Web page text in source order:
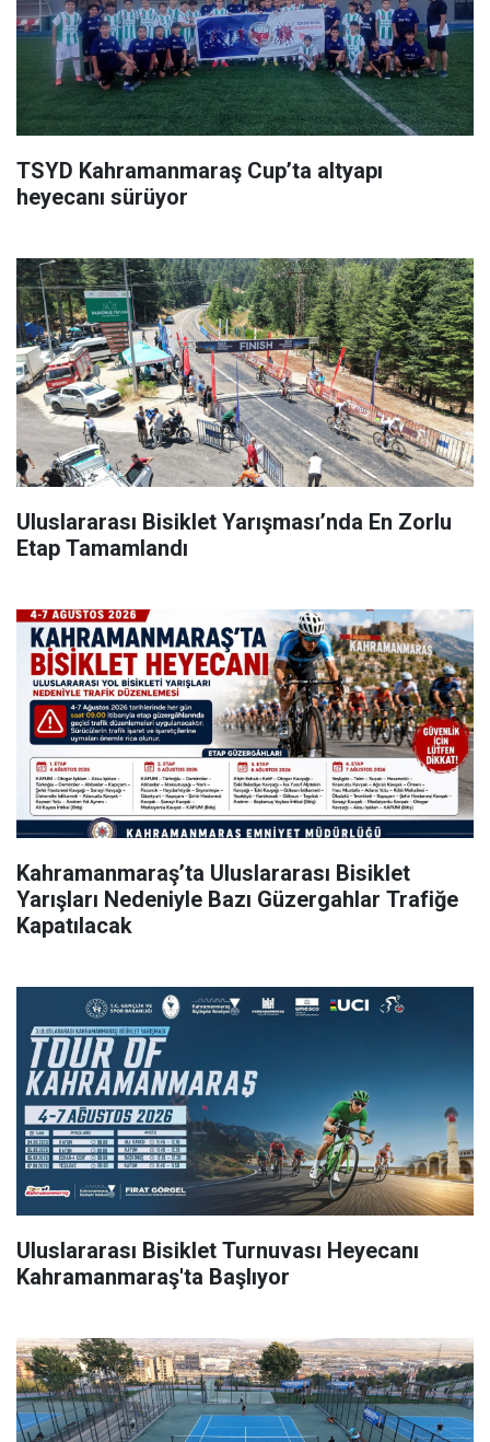
TSYD Kahramanmaraş Cup’ta altyapı
heyecanı sürüyor
Uluslararası Bisiklet Yarışması’nda En Zorlu
Etap Tamamlandı
Kahramanmaraş’ta Uluslararası Bisiklet
Yarışları Nedeniyle Bazı Güzergahlar Trafiğe
Kapatılacak
Uluslararası Bisiklet Turnuvası Heyecanı
Kahramanmaraş'ta Başlıyor